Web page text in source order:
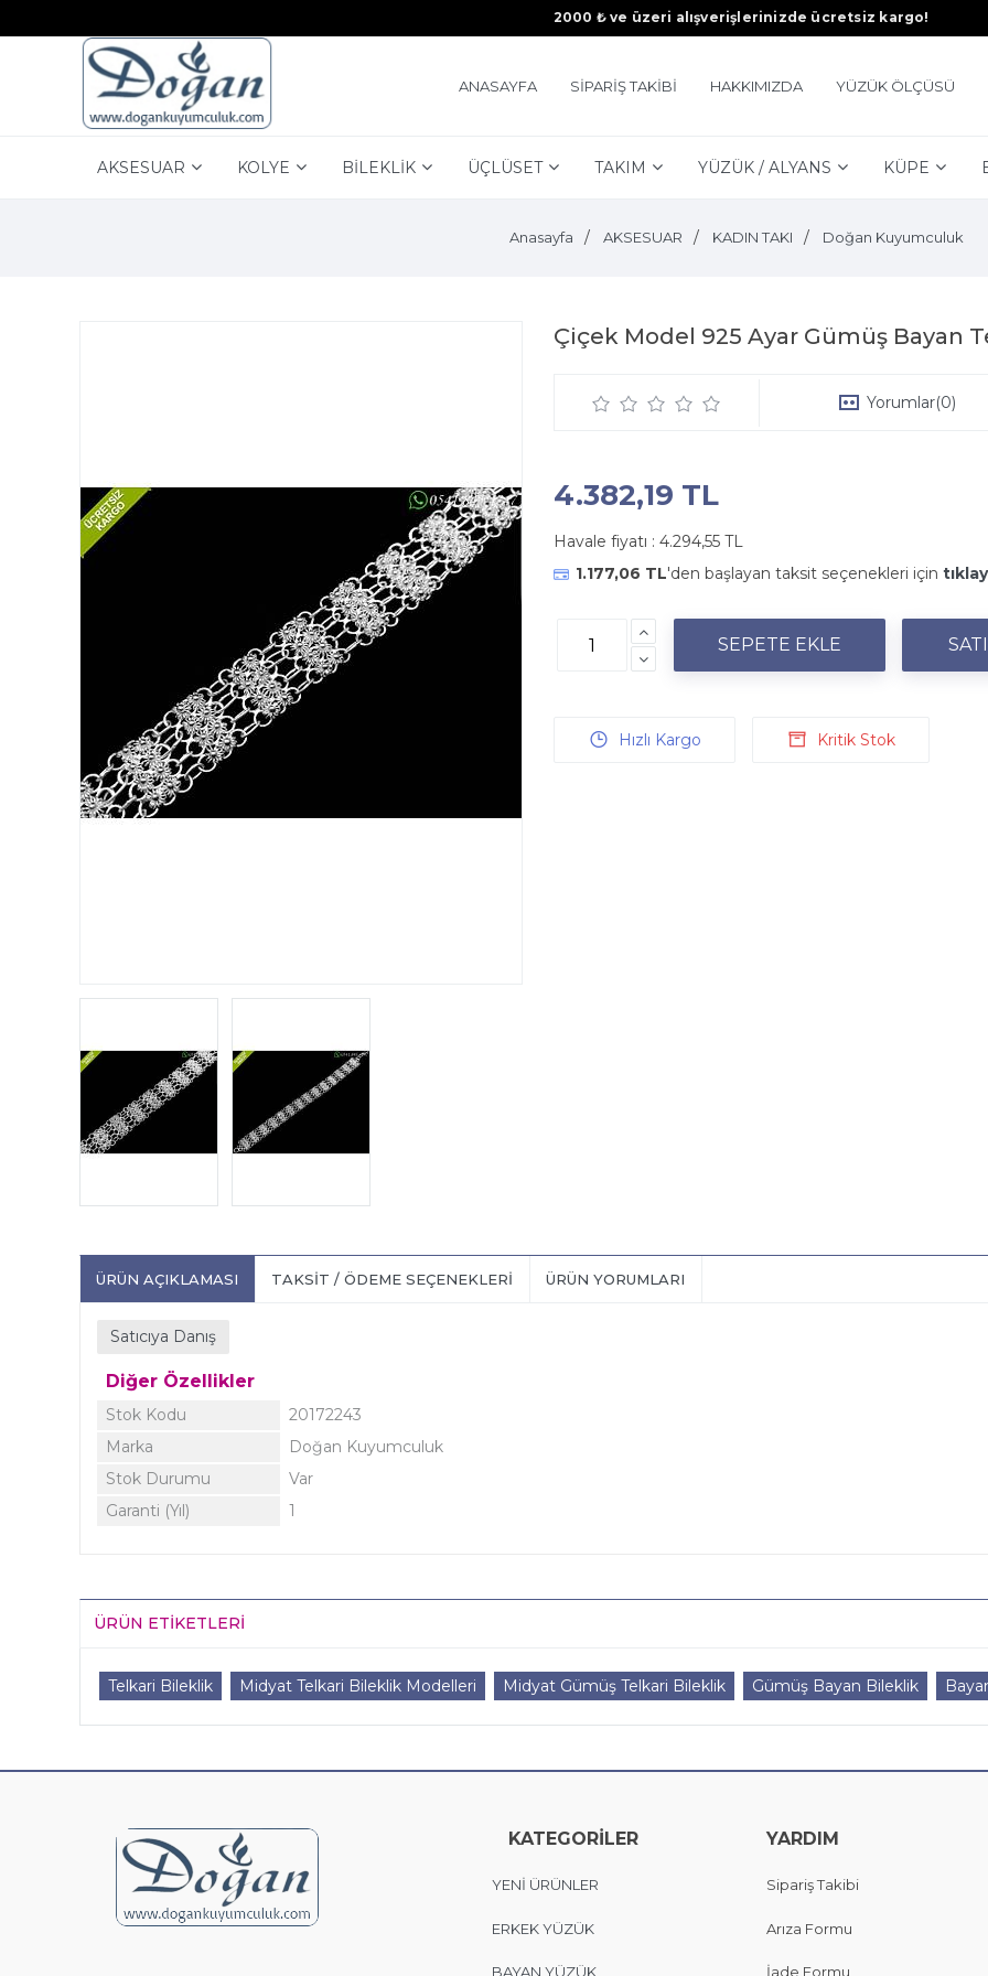
2000 ₺ ve üzeri alışverişlerinizde ücretsiz kargo!
ANASAYFA SİPARİŞ TAKİBİ HAKKIMIZDA YÜZÜK ÖLÇÜSÜ
AKSESUAR KOLYE BİLEKLİK ÜÇLÜSET TAKIM YÜZÜK / ALYANS KÜPE
Anasayfa AKSESUAR KADIN TAKI Doğan Kuyumculuk
Çiçek Model 925 Ayar Gümüş Bayan
Yorumlar(0)
4.382,19 TL
Havale fiyatı : 4.294,55 TL
1.177,06 TL'den başlayan taksit seçenekleri için
ÜRÜN AÇIKLAMASI TAKSIT / ÖDEME SEÇENEKLERI ÜRÜN YORUMLARI
Satıcıya Danış
Diğer Özellikler
Stok Kodu
20172243
Marka
Doğan Kuyumculuk
Stok Durumu
Var
Garanti (Yıl)
1
ÜRÜN ETIKETLERI
Telkari Bileklik Midyat Telkari Bileklik Modelleri Midyat Gümüş Telkari Bileklik Gümüş Bayan Bileklik
KATEGORİLER
YENİ ÜRÜNLER
ERKEK YÜZÜK
BAYAN YÜZÜK
YARDIM
Sipariş Takibi
Arıza Formu
İade Formu